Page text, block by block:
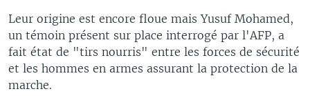
Leur origine est encore floue mais Yusuf Mohamed,
un témoin présent sur place interrogé par l'AFP, a
fait état de "tirs nourris" entre les forces de sécurité
et les hommes en armes assurant la protection de la
marche.